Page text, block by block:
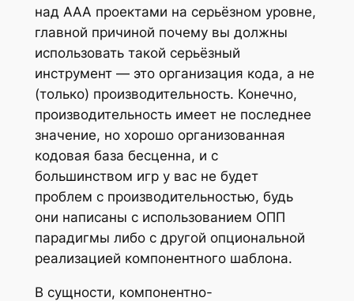
над AAA проектами на серьёзном уровне,
главной причиной почему вы должны
использовать такой серьёзный
инструмент — это организация кода, а не
(только) производительность. Конечно,
производительность имеет не последнее
значение, но хорошо организованная
кодовая база бесценна, и с
большинством игр у вас не будет
проблем с производительностью, будь
они написаны с использованием ОПП
парадигмы либо с другой опциональной
реализацией компонентного шаблона.
В сущности, компонентно-